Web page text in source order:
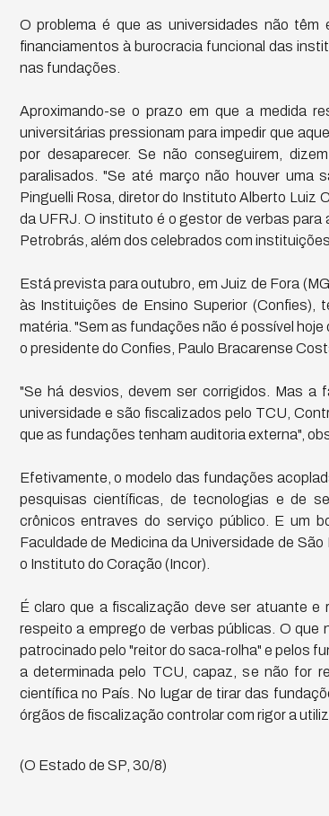
O problema é que as universidades não
financiamentos à burocracia funcional das
nas fundações.
Aproximando-se o prazo em que a medida
universitárias pressionam para impedir que
por desaparecer. Se não conseguirem,
paralisados. "Se até março não houver uma
Pinguelli Rosa, diretor do Instituto Alberto Luiz
da UFRJ. O instituto é o gestor de verbas
Petrobrás, além dos celebrados com
Está prevista para outubro, em Juiz de Fora
às Instituições de Ensino Superior (Confies),
matéria. "Sem as fundações não é possível
o presidente do Confies, Paulo Bracarense
"Se há desvios, devem ser corrigidos. Mas a
universidade e são fiscalizados pelo TCU,
que as fundações tenham auditoria externa",
Efetivamente, o modelo das fundações
pesquisas científicas, de tecnologias e de
crônicos entraves do serviço público. E um
Faculdade de Medicina da Universidade de
o Instituto do Coração (Incor).
É claro que a fiscalização deve ser atuante e
respeito a emprego de verbas públicas. O que
patrocinado pelo "reitor do saca-rolha" e pelos
a determinada pelo TCU, capaz, se não for
científica no País. No lugar de tirar das
órgãos de fiscalização controlar com rigor a
(O Estado de SP, 30/8)